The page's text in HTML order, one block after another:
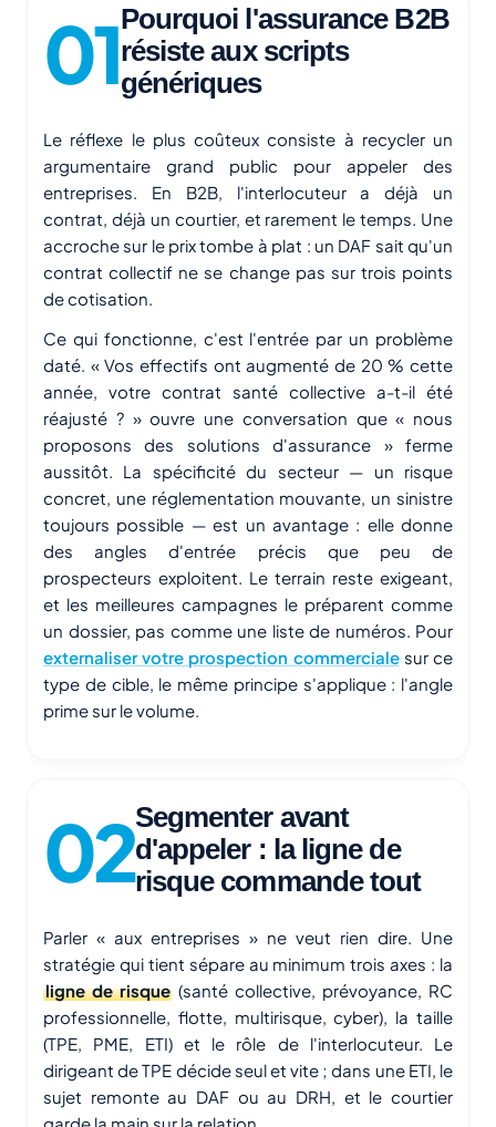
Pourquoi l'assurance B2B
résiste aux scripts
génériques
Le réflexe le plus coûteux consiste à recycler un
argumentaire grand public pour appeler des
entreprises. En B2B, l'interlocuteur a déjà un
contrat, déjà un courtier, et rarement le temps. Une
accroche sur le prix tombe à plat : un DAF sait qu'un
contrat collectif ne se change pas sur trois points
de cotisation.
Ce qui fonctionne, c'est l'entrée par un problème
daté. « Vos effectifs ont augmenté de 20 % cette
année, votre contrat santé collective a-t-il été
réajusté ? » ouvre une conversation que « nous
proposons des solutions d'assurance » ferme
aussitôt. La spécificité du secteur — un risque
concret, une réglementation mouvante, un sinistre
toujours possible — est un avantage : elle donne
des angles d'entrée précis que peu de
prospecteurs exploitent. Le terrain reste exigeant,
et les meilleures campagnes le préparent comme
un dossier, pas comme une liste de numéros. Pour
externaliser votre prospection commercialesur ce
type de cible, le même principe s'applique : l'angle
prime sur le volume.
Segmenter avant
d'appeler : la ligne de
risque commande tout
Parler « aux entreprises » ne veut rien dire. Une
stratégie qui tient sépare au minimum trois axes : la
ligne de risque (santé collective, prévoyance, RC
professionnelle, flotte, multirisque, cyber), la taille
(TPE, PME, ETI) et le rôle de l'interlocuteur. Le
dirigeant de TPE décide seul et vite ; dans une ETI, le
sujet remonte au DAF ou au DRH, et le courtier